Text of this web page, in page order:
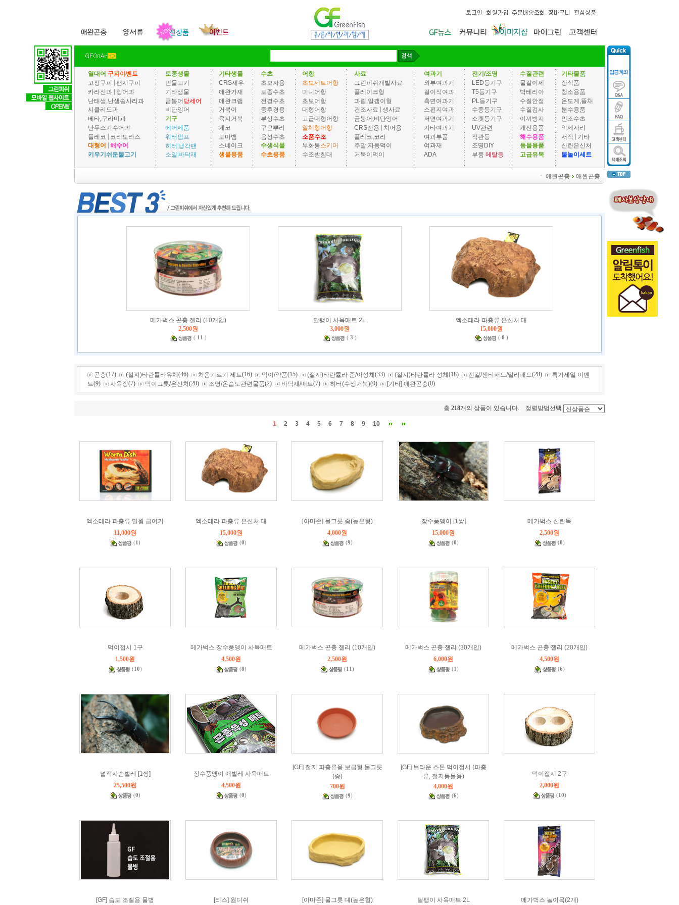
열대어 구피이벤트
고정구피
팬시구피
카라신과 | 잉어과
난태생,난생송사리과
시클리드과
베타,구라미과
난두스기수어과
플레코 | 코리도라스
대형어
해수어
키우기쉬운물고기
토종생물
민물고기
기타생물
금붕어 당세어
비단잉어
기구
에어제품
워터펌프
히터|냉각팬
소일 바닥재
기타생물
CRS새우
애완가재
애완크랩
거북이
육지거북
게코
도마뱀
스네이크
생물용품
수초
초보자용
토종수초
전경수초
중후경용
부상수초
구근뿌리
음성수초
수생식물
수초용품
어항
초보세트어항
미니어항
초보어항
대형어항
고급대형어항
일체형어항
소품수조
부화통스키머
수조받침대
사료
그린피쉬개발사료
플레이크형
과립,알갱이형
건조사료
생사료
금붕어,비단잉어
CRS전용 | 치어용
플레코,코리
주말,자동먹이
거북이먹이
여과기
외부여과기
걸이식여과
측면여과기
스펀지여과
저면여과기
기타여과기
여과부품
여과재
ADA
전기/조명
LED등기구
T5등기구
PL등기구
수중등기구
소켓등기구
UV관련
직관등
조명DIY
부품 메탈등
수질관련
물갈이제
박테리아
수질안정
수질검사
이끼방지
개선용품
해수용품
동물용품
고급유목
기타물품
장식품
청소용품
온도계,뜰채
분수용품
인조수초
악세사리
서적 | 기타
산란은신처
물놀이세트
ㆍ 애완곤충 애완곤충
메가벅스 곤충 젤리 (10개입)
2,500원
( 11 )
달팽이 사육매트 2L
3,000원
( 3 )
엑소테라 파충류 은신처 대
15,000원
( 0 )
곤충(17) (절지)타란튤라유체(46) 처음기르기 세트(16) 먹이/약품(15) (절지)타란튤라 준/아성체(33) (절지)타란튤라 성체(18) 전갈/센티패드/밀리패드(28)
특가세일 이벤
트(9) 사육장(7) 먹이그릇/은신처(20) 조명/온습도관련물품(2) 바닥재/매트(7) 히터(수생거북)(0) [기타] 애완곤충(0)
총 218개의 상품이 있습니다. 정렬방법선택
1 2 3 4 5 6 7 8 9 10
엑소테라 파충류 밀웜 급여기
11,000원
(1)
엑소테라 파충류 은신처 대
15,000원
(0)
[아마존] 물그릇 중(높은형)
4,000원
(9)
장수풍뎅이 [1쌍]
15,000원
(0)
메가벅스 산란목
2,500원
(0)
먹이접시 1구
1,500원
(10)
메가벅스 장수풍뎅이 사육매트
4,500원
(8)
메가벅스 곤충 젤리 (10개입)
2,500원
(11)
메가벅스 곤충 젤리 (30개입)
6,000원
(1)
메가벅스 곤충 젤리 (20개입)
4,500원
(6)
넓적사슴벌레 [1쌍]
25,500원
(0)
장수풍뎅이 애벌레 사육매트
4,500원
(0)
[GF] 절지 파충류용 보급형 물그릇
(중)
700원
(9)
[GF] 브라운 스톤 먹이접시 (파충
류, 절지동물용)
4,000원
(6)
먹이접시 2구
2,000원
(10)
[GF] 습도 조절용 물병 [리스] 웜디쉬 [아마존] 물그릇 대(높은형) 달팽이 사육매트 2L 메가벅스 놀이목(2개)